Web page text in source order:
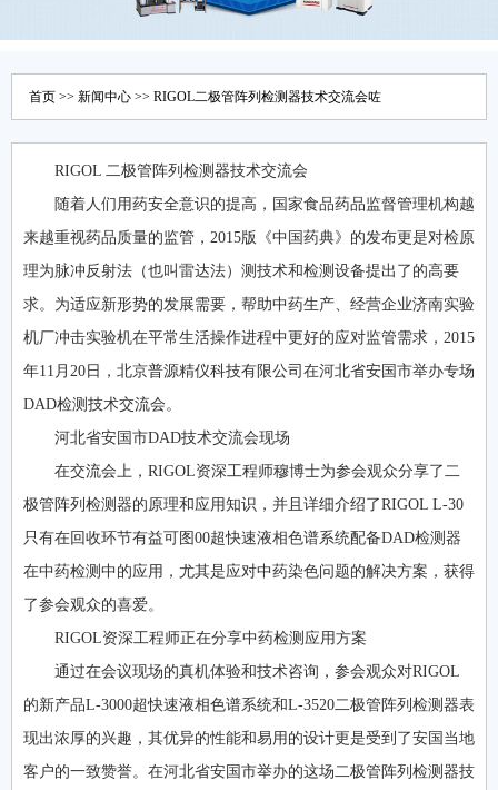
首页 >> 新闻中心 >> RIGOL二极管阵列检测器技术交流会咗
RIGOL 二极管阵列检测器技术交流会
随着人们用药安全意识的提高，国家食品药品监督管理机构越
来越重视药品质量的监管，2015版《中国药典》的发布更是对检原
理为脉冲反射法（也叫雷达法）测技术和检测设备提出了的高要
求。为适应新形势的发展需要，帮助中药生产、经营企业济南实验
机厂冲击实验机在平常生活操作进程中更好的应对监管需求，2015
年11月20日，北京普源精仪科技有限公司在河北省安国市举办专场
DAD检测技术交流会。
河北省安国市DAD技术交流会现场
在交流会上，RIGOL资深工程师穆博士为参会观众分享了二
极管阵列检测器的原理和应用知识，并且详细介绍了RIGOL L-30
只有在回收环节有益可图00超快速液相色谱系统配备DAD检测器
在中药检测中的应用，尤其是应对中药染色问题的解决方案，获得
了参会观众的喜爱。
RIGOL资深工程师正在分享中药检测应用方案
通过在会议现场的真机体验和技术咨询，参会观众对RIGOL
的新产品L-3000超快速液相色谱系统和L-3520二极管阵列检测器表
现出浓厚的兴趣，其优异的性能和易用的设计更是受到了安国当地
客户的一致赞誉。在河北省安国市举办的这场二极管阵列检测器技